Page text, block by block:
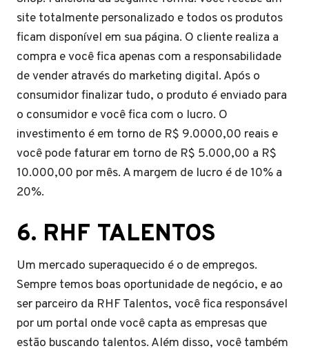
site totalmente personalizado e todos os produtos
ficam disponível em sua página. O cliente realiza a
compra e você fica apenas com a responsabilidade
de vender através do marketing digital. Após o
consumidor finalizar tudo, o produto é enviado para
o consumidor e você fica com o lucro. O
investimento é em torno de R$ 9.0000,00 reais e
você pode faturar em torno de R$ 5.000,00 a R$
10.000,00 por mês. A margem de lucro é de 10% a
20%.
6. RHF TALENTOS
Um mercado superaquecido é o de empregos.
Sempre temos boas oportunidade de negócio, e ao
ser parceiro da RHF Talentos, você fica responsável
por um portal onde você capta as empresas que
estão buscando talentos. Além disso, você também